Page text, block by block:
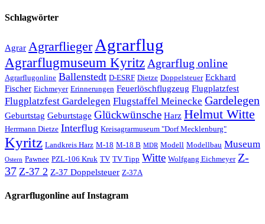
Schlagwörter
Agrar Agrarflieger Agrarflug
Agrarflugmuseum Kyritz Agrarflug online
Agrarflugonline Ballenstedt D-ESRF Dietze Doppelsteuer Eckhard
Fischer Eichmeyer Erinnerungen Feuerlöschflugzeug Flugplatzfest
Flugplatzfest Gardelegen Flugstaffel Meinecke Gardelegen
Geburtstag Geburtstage Glückwünsche Harz Helmut Witte
Herrmann Dietze Interflug Kreisagrarmuseum "Dorf Mecklenburg"
Kyritz Landkreis Harz M-18 M-18 B MDR Modell Modellbau Museum
Ostern Pawnee PZL-106 Kruk TV TV Tipp Witte Wolfgang Eichmeyer Z-
37 Z-37 2 Z-37 Doppelsteuer Z-37A
Agrarflugonline auf Instagram